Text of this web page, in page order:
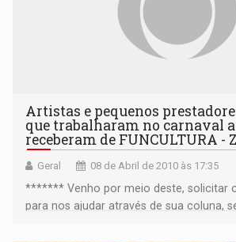
Artistas e pequenos
que trabalharam no carnaval
receberam de FUNCULTURA -
Geral 08 de Abril de 2010 às 17:35
******* Venho por meio deste, solicitar o
para nos ajudar através de sua coluna,